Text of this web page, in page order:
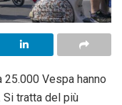
Vespa hanno
Si tratta del più